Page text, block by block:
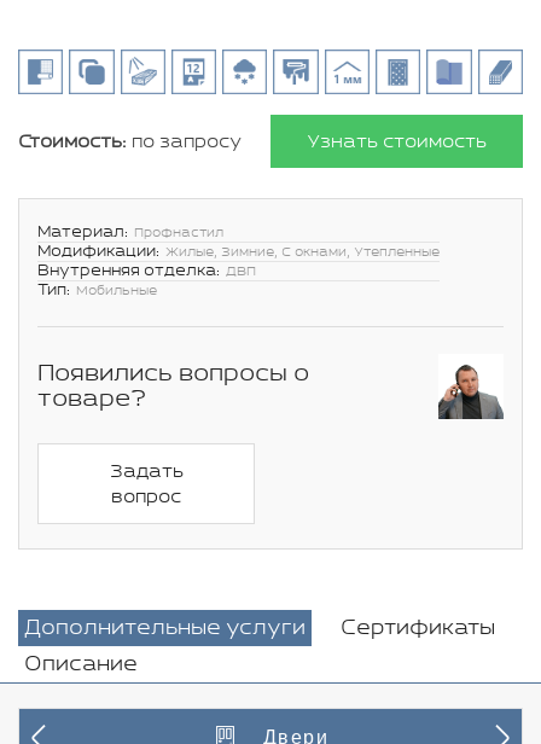
Стоимость: по запросу Узнать стоимость
Материал: Профнастил
Модификации: Жилые, Зимние, С окнами, Утепленные
Внутренняя отделка: ДВП
Тип: Мобильные
Появились вопросы о
товаре?
Задать
вопрос
Дополнительные услуги
Сертификаты
Описание
Двери